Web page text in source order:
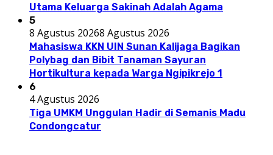
Utama Keluarga Sakinah Adalah Agama
5
8 Agustus 20268 Agustus 2026
Mahasiswa KKN UIN Sunan Kalijaga Bagikan
Polybag dan Bibit Tanaman Sayuran
Hortikultura kepada Warga Ngipikrejo 1
6
4 Agustus 2026
Tiga UMKM Unggulan Hadir di Semanis Madu
Condongcatur